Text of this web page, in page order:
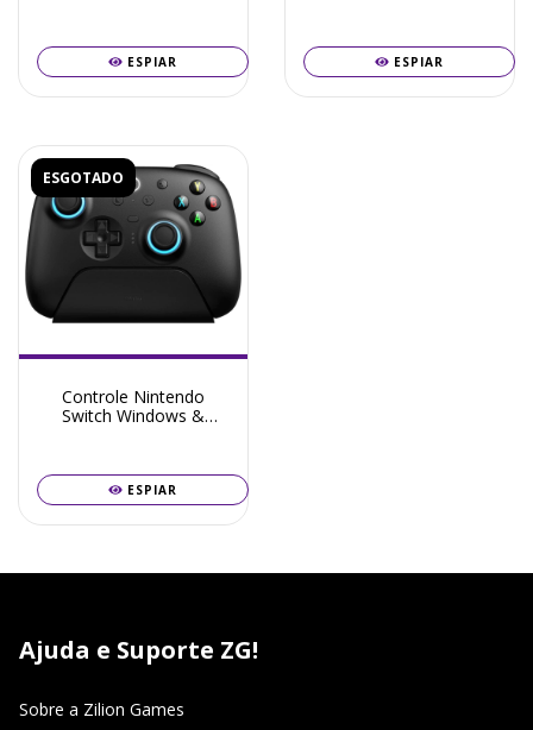
Preto
ESPIAR
Branco
ESPIAR
ESGOTADO
Controle Nintendo
Switch Windows &
Motion
ESPIAR
Ajuda e Suporte ZG!
Sobre a Zilion Games